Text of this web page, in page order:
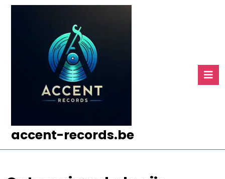
accent-records.be